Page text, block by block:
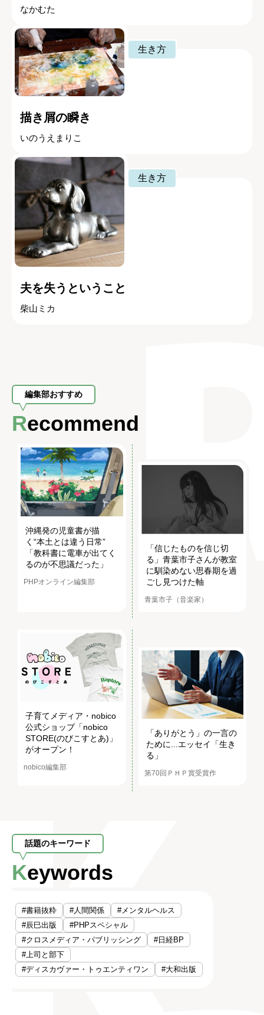
なかむた
生き方
描き屑の瞬き
いのうえまりこ
生き方
夫を失うということ
柴山ミカ
編集部おすすめ
Recommend
沖縄発の児童書が描
く“本土とは違う日常”
「教科書に電車が出てく
るのが不思議だった」
PHPオンライン編集部
「信じたものを信じ切
る」青葉市子さんが教室
に馴染めない思春期を過
ごし見つけた軸
青葉市子（音楽家）
子育てメディア・nobico
公式ショップ「nobico
STORE(のびこすとあ)」
がオープン！
nobico編集部
「ありがとう」の一言の
ために...エッセイ「生き
る」
第70回ＰＨＰ賞受賞作
話題のキーワード
Keywords
#書籍抜粋 #人間関係
#メンタルヘルス
#辰巳出版
#PHPスペシャル
#クロスメディア・パブリッシング
#日経BP
#上司と部下
#ディスカヴァー・トゥエンティワン
#大和出版